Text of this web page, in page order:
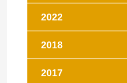
2022
2018
2017